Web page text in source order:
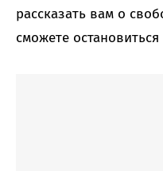
рассказать вам о
сможете